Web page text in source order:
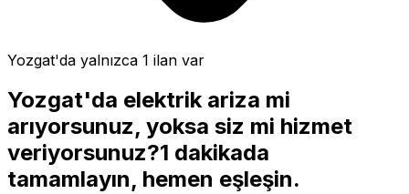
Yozgat'da yalnızca 1 ilan var
Yozgat'da elektrik ariza mi
arıyorsunuz, yoksa siz mi hizmet
veriyorsunuz?1 dakikada
tamamlayın, hemen eşleşin.